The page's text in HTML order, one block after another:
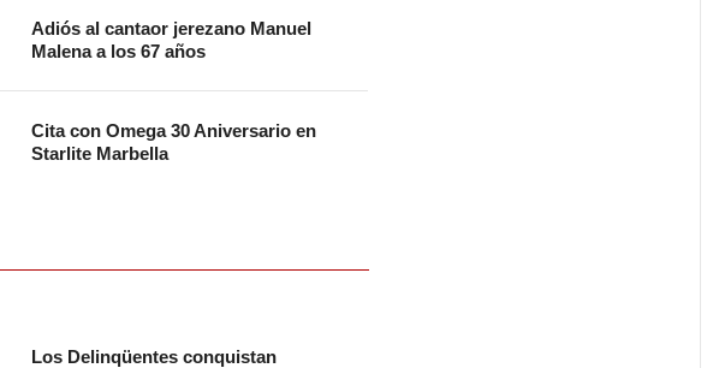
Adiós al cantaor jerezano Manuel
Malena a los 67 años
Cita con Omega 30 Aniversario en
Starlite Marbella
Los Delinqüentes conquistan